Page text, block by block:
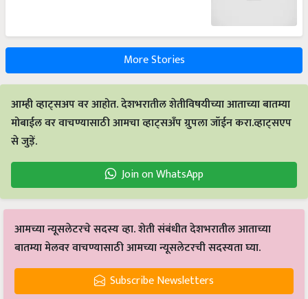
More Stories
आम्ही व्हाट्सअप वर आहोत. देशभरातील शेतीविषयीच्या आताच्या बातम्या
मोबाईल वर वाचण्यासाठी आमचा व्हाट्सअँप ग्रुपला जॉईन करा.व्हाट्सएप
से जुड़ें.
Join on WhatsApp
आमच्या न्यूसलेटरचे सदस्य व्हा. शेती संबंधीत देशभरातील आताच्या
बातम्या मेलवर वाचण्यासाठी आमच्या न्यूसलेटरची सदस्यता घ्या.
Subscribe Newsletters